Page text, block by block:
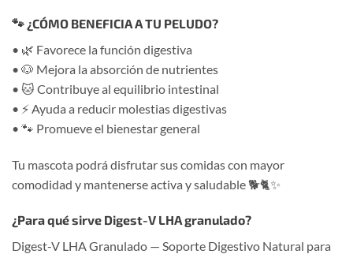
🐾 ¿CÓMO BENEFICIA A TU PELUDO?
• 🌿 Favorece la función digestiva
• 🐶 Mejora la absorción de nutrientes
• 🐱 Contribuye al equilibrio intestinal
• ⚡ Ayuda a reducir molestias digestivas
• 🐾 Promueve el bienestar general
Tu mascota podrá disfrutar sus comidas con mayor
comodidad y mantenerse activa y saludable 🐕🐈✨
¿Para qué sirve Digest-V LHA granulado?
Digest-V LHA Granulado — Soporte Digestivo Natural para